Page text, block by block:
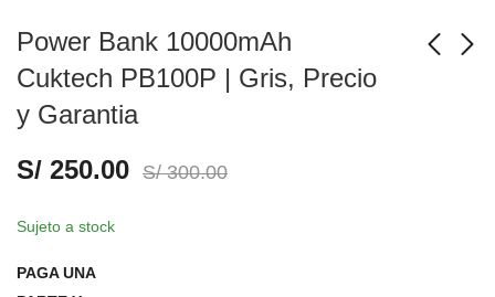
Power Bank 10000mAh
Cuktech PB100P | Gris, Precio
y Garantia
S/ 250.00 S/300.00
Sujeto a stock
PAGA UNA